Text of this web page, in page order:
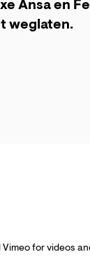
Ansa en
weglaten.
for videos